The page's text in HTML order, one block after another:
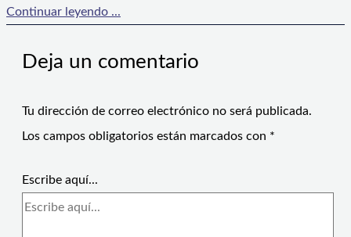
Continuar leyendo ...
Deja un comentario
Tu dirección de correo electrónico no será publicada.
Los campos obligatorios están marcados con *
Escribe aquí...